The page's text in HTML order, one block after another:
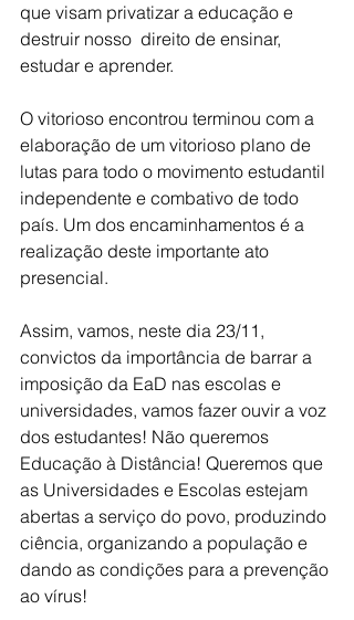
que visam privatizar a educação e
destruir nosso  direito de ensinar,
estudar e aprender.
O vitorioso encontrou terminou com a
elaboração de um vitorioso plano de
lutas para todo o movimento estudantil
independente e combativo de todo
país. Um dos encaminhamentos é a
realização deste importante ato
presencial.
Assim, vamos, neste dia 23/11,
convictos da importância de barrar a
imposição da EaD nas escolas e
universidades, vamos fazer ouvir a voz
dos estudantes! Não queremos
Educação à Distância! Queremos que
as Universidades e Escolas estejam
abertas a serviço do povo, produzindo
ciência, organizando a população e
dando as condições para a prevenção
ao vírus!